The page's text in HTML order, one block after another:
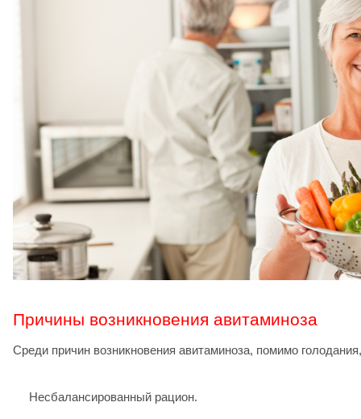
Причины возникновения авитаминоза
Среди причин возникновения авитаминоза, помимо
Несбалансированный рацион.